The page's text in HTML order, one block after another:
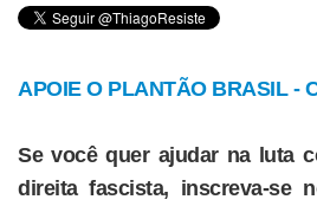
APOIE O PLANTÃO BRASIL -
Se você quer ajudar na luta
direita fascista, inscreva-se